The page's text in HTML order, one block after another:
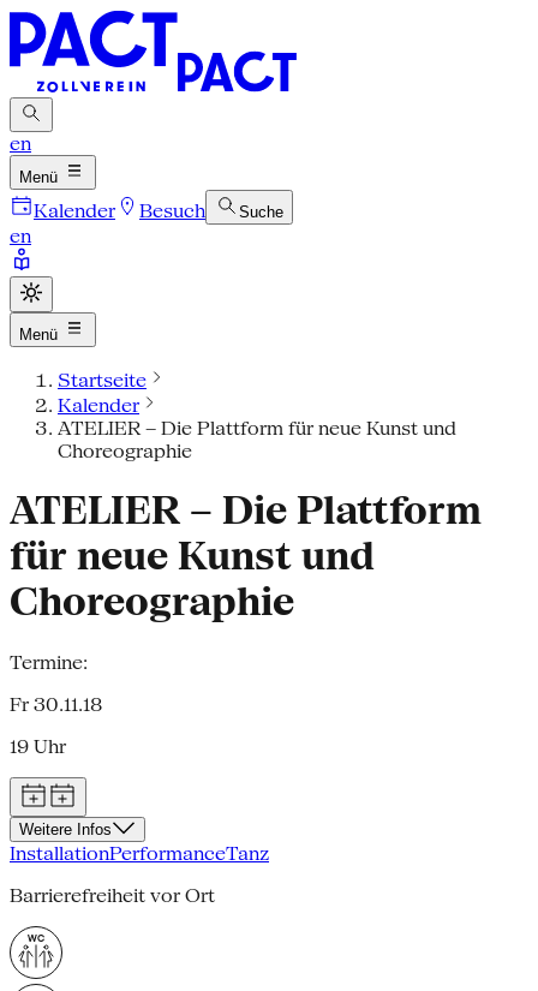
en
Menü
Kalender Besuch Suche
en
Menü
Startseite
Kalender
ATELIER – Die Plattform für neue Kunst und
Choreographie
ATELIER – Die Plattform
für neue Kunst und
Choreographie
Termine:
Fr 30.11.18
19 Uhr
Weitere Infos
InstallationPerformanceTanz
Barrierefreiheit vor Ort